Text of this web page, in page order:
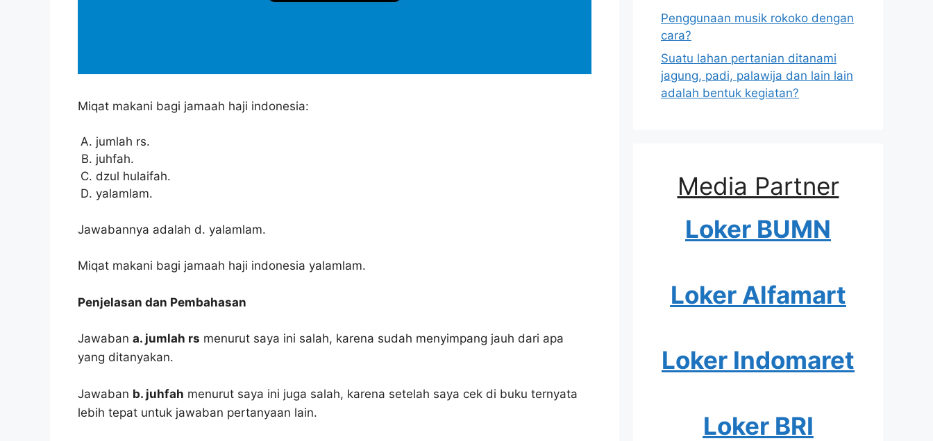
Miqat makani bagi jamaah haji indonesia:
jumlah rs.
juhfah.
dzul hulaifah.
yalamlam.
Jawabannya adalah d. yalamlam.
Miqat makani bagi jamaah haji indonesia yalamlam.
Penjelasan dan Pembahasan
Jawaban a. jumlah rs menurut saya ini salah, karena sudah menyimpang jauh dari apa
yang ditanyakan.
Jawaban b. juhfah menurut saya ini juga salah, karena setelah saya cek di buku ternyata
lebih tepat untuk jawaban pertanyaan lain.
Penggunaan musik rokoko dengan
cara?
Suatu lahan pertanian ditanami
jagung, padi, palawija dan lain lain
adalah bentuk kegiatan?
Media Partner
Loker BUMN
Loker Alfamart
Loker Indomaret
Loker BRI